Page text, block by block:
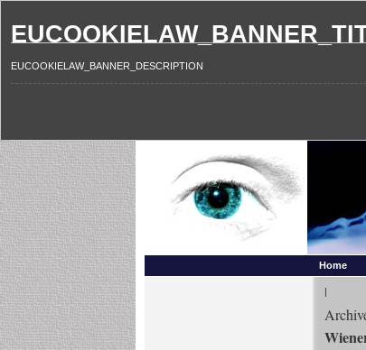
EUCOOKIELAW_BANNER_DESCRIPTION
Home
|